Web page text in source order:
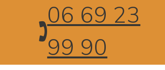
06 69 23
99 90
🕽